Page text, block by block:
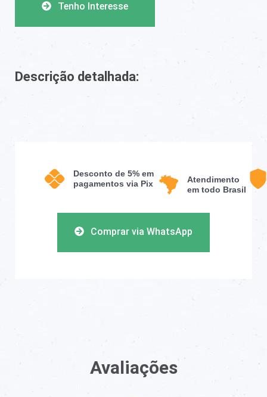
Tenho Interesse
Descrição detalhada:
Comprar via WhatsApp
Desconto de 5% em
pagamentos via Pix
Atendimento
em todo Brasil
Avaliações